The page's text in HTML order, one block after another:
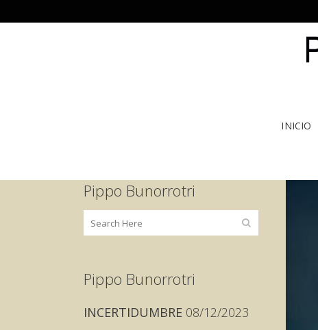
INICIO
Pippo Bunorrotri
Pippo Bunorrotri
INCERTIDUMBRE 08/12/2023